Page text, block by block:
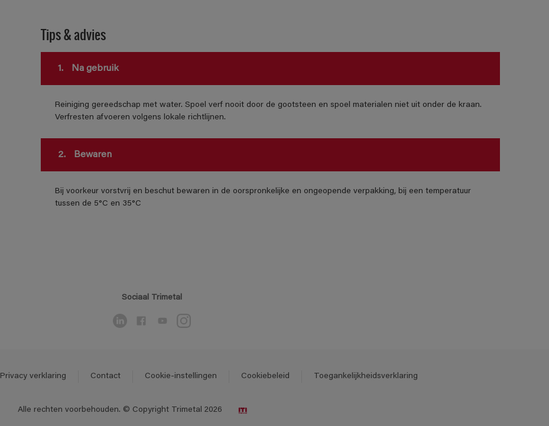
Tips & advies
1. Na gebruik
Reiniging gereedschap met water. Spoel verf nooit door de gootsteen en spoel materialen niet uit onder de kraan.
Verfresten afvoeren volgens lokale richtlijnen.
2. Bewaren
Bij voorkeur vorstvrij en beschut bewaren in de oorspronkelijke en ongeopende verpakking, bij een temperatuur
tussen de 5°C en 35°C
Sociaal Trimetal
Privacy verklaring Contact Cookie-instellingen Cookiebeleid Toegankelijkheidsverklaring
Alle rechten voorbehouden. © Copyright Trimetal 2026